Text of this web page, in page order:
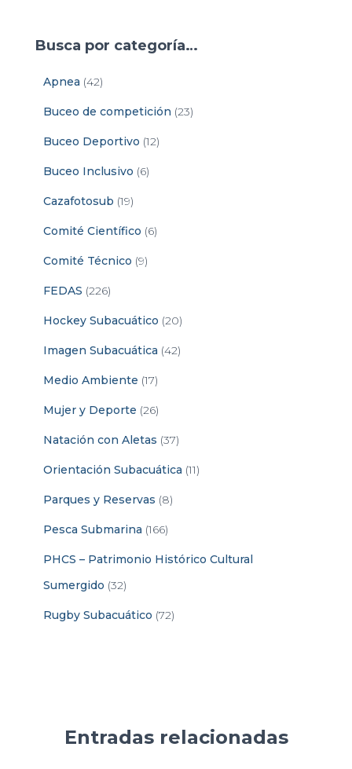
Busca por categoría…
Apnea (42)
Buceo de competición (23)
Buceo Deportivo (12)
Buceo Inclusivo (6)
Cazafotosub (19)
Comité Científico (6)
Comité Técnico (9)
FEDAS (226)
Hockey Subacuático (20)
Imagen Subacuática (42)
Medio Ambiente (17)
Mujer y Deporte (26)
Natación con Aletas (37)
Orientación Subacuática (11)
Parques y Reservas (8)
Pesca Submarina (166)
PHCS – Patrimonio Histórico Cultural
Sumergido (32)
Rugby Subacuático (72)
Entradas relacionadas